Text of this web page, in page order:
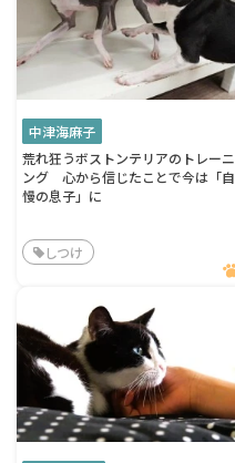
中津海麻子
荒れ狂うボストンテリアのトレーニ
ング 心から信じたことで今は「自
慢の息子」に
しつけ